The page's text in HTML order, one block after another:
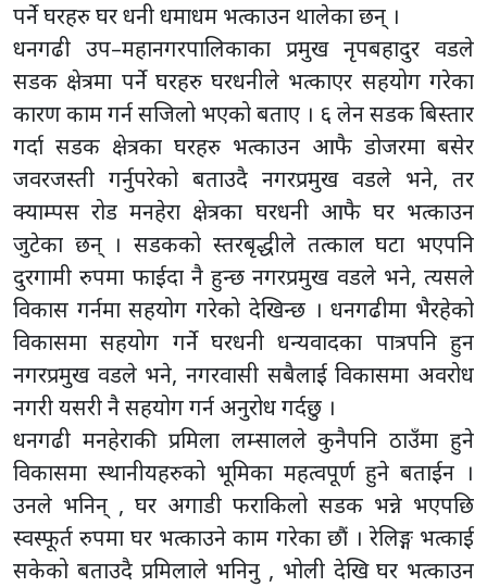
पर्ने घरहरु घर धनी धमाधम भत्काउन थालेका छन् ।
धनगढी उप–महानगरपालिकाका प्रमुख नृपबहादुर वडले
सडक क्षेत्रमा पर्ने घरहरु घरधनीले भत्काएर सहयोग गरेका
कारण काम गर्न सजिलो भएको बताए । ६ लेन सडक बिस्तार
गर्दा सडक क्षेत्रका घरहरु भत्काउन आफै डोजरमा बसेर
जवरजस्ती गर्नुपरेको बताउदै नगरप्रमुख वडले भने, तर
क्याम्पस रोड मनहेरा क्षेत्रका घरधनी आफै घर भत्काउन
जुटेका छन् । सडकको स्तरबृद्धीले तत्काल घटा भएपनि
दुरगामी रुपमा फाईदा नै हुन्छ नगरप्रमुख वडले भने, त्यसले
विकास गर्नमा सहयोग गरेको देखिन्छ । धनगढीमा भैरहेको
विकासमा सहयोग गर्ने घरधनी धन्यवादका पात्रपनि हुन
नगरप्रमुख वडले भने, नगरवासी सबैलाई विकासमा अवरोध
नगरी यसरी नै सहयोग गर्न अनुरोध गर्दछु ।
धनगढी मनहेराकी प्रमिला लम्सालले कुनैपनि ठाउँमा हुने
विकासमा स्थानीयहरुको भूमिका महत्वपूर्ण हुने बताईन ।
उनले भनिन् , घर अगाडी फराकिलो सडक भन्ने भएपछि
स्वस्फूर्त रुपमा घर भत्काउने काम गरेका छौं । रेलिङ्ग भत्काई
सकेको बताउदै प्रमिलाले भनिनु , भोली देखि घर भत्काउन